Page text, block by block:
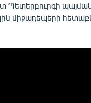
միջադեպերի